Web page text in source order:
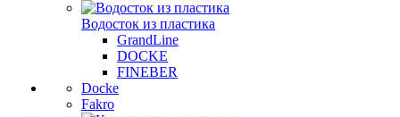
Водосток из пластика
GrandLine
DOCKE
FINEBER
Docke
Fakro